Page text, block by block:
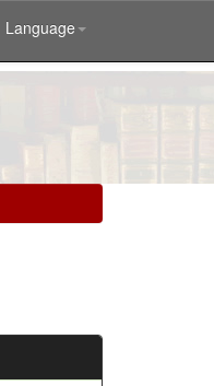
Language